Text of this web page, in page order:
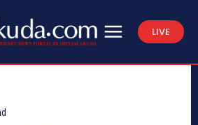
LIVE